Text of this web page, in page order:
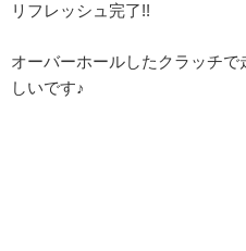
リフレッシュ完了!!
オーバーホールしたクラッチ
しいです♪